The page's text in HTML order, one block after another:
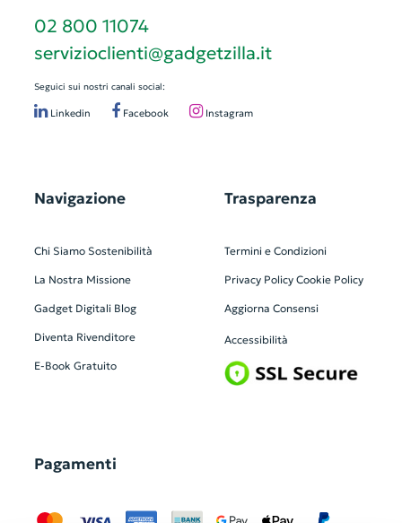
02 800 11074
servizioclienti@gadgetzilla.it
Seguici sui nostri canali social:
Linkedin Facebook Instagram
Navigazione
Chi Siamo Sostenibilità
La Nostra Missione
Gadget Digitali Blog
Diventa Rivenditore
E-Book Gratuito
Trasparenza
Termini e Condizioni
Privacy Policy Cookie Policy
Aggiorna Consensi
Accessibilità
Pagamenti